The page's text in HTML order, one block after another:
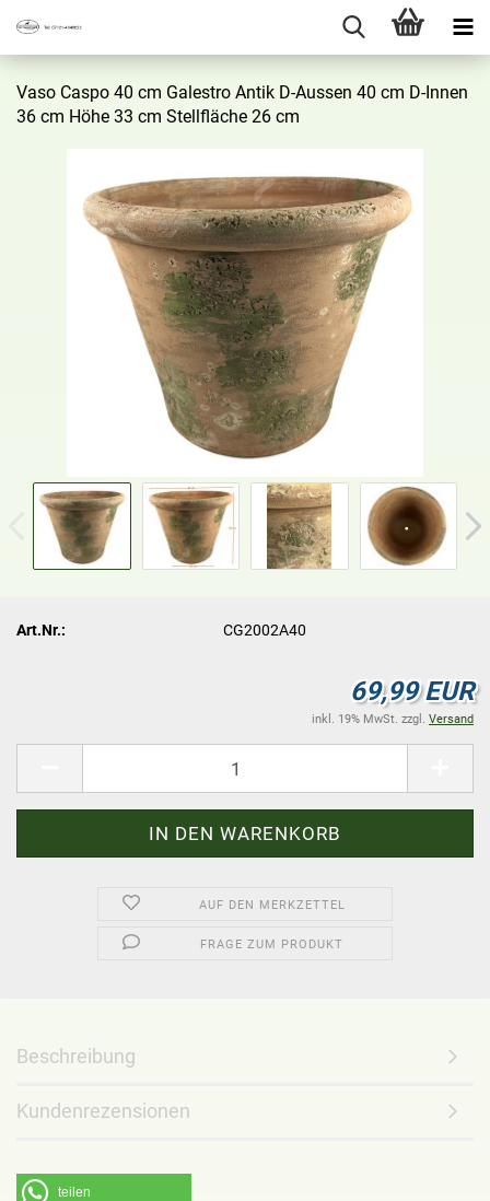
Vaso Caspo 40 cm Ga­les­tro Antik D-​Aussen 40 cm D-​Innen
36 cm Höhe 33 cm Stell­flä­che 26 cm
Art.Nr.: CG2002A40
69,99 EUR
inkl. 19% MwSt. zzgl. Versand
AUF DEN MERKZETTEL
FRAGE ZUM PRODUKT
Beschreibung
Kundenrezensionen
teilen